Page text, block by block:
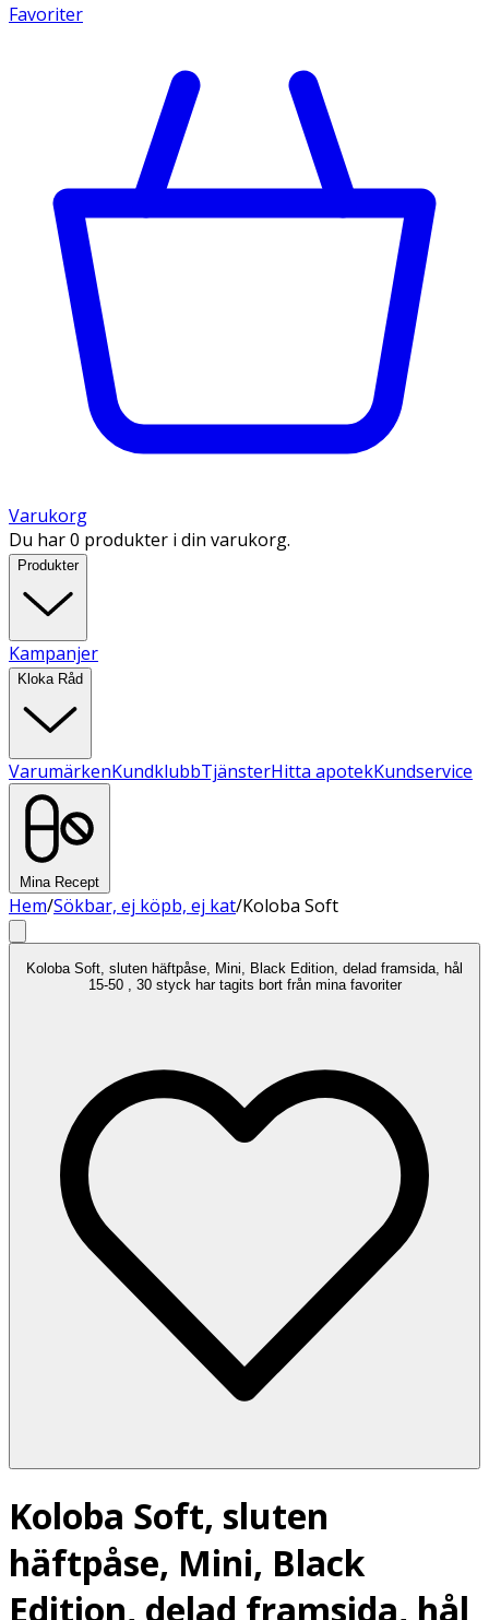
Favoriter
Varukorg
Du har 0 produkter i din varukorg.
Produkter
Kampanjer
Kloka Råd
VarumärkenKundklubbTjänsterHitta apotekKundservice
Mina Recept
Hem/Sökbar, ej köpb, ej kat/Koloba Soft
Koloba Soft, sluten häftpåse, Mini, Black Edition, delad framsida, hål
15-50 , 30 styck har tagits bort från mina favoriter
Koloba Soft, sluten
häftpåse, Mini, Black
Edition, delad framsida, hål